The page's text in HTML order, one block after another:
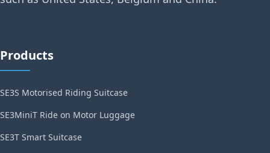
Products
SE3S Motorised Riding Suitcase
SE3MiniT Ride on Motor Luggage
SE3T Smart Suitcase